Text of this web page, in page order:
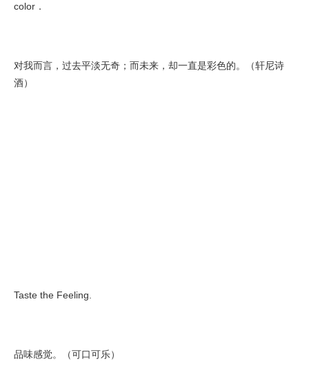
color．
对我而言，过去平淡无奇；而未来，却一直是彩色的。（轩尼诗
酒）
Taste the Feeling.
品味感觉。（可口可乐）